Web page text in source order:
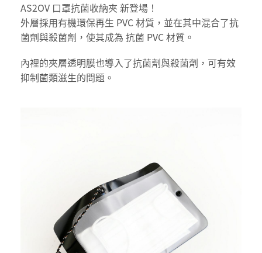
AS2OV 口罩抗菌收納夾 新登場！
外層採用有機環保再生 PVC 材質，並在其中混合了抗
菌劑與殺菌劑，使其成為 抗菌 PVC 材質。
內裡的夾層透明膜也導入了抗菌劑與殺菌劑，可有效
抑制菌類滋生的問題。